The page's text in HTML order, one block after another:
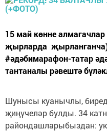
15 май көнне
җырларда
#әдәбимарафон-татар
тантаналы рәвештә
Шунысы куанычлы,
җиңүчеләр булды. 34
райондашларыбыздан: